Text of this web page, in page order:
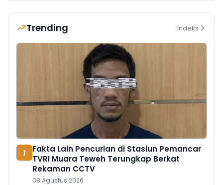
Trending Indeks
1
Fakta Lain Pencurian di Stasiun Pemancar
TVRI Muara Teweh Terungkap Berkat
Rekaman CCTV
08 Agustus 2026